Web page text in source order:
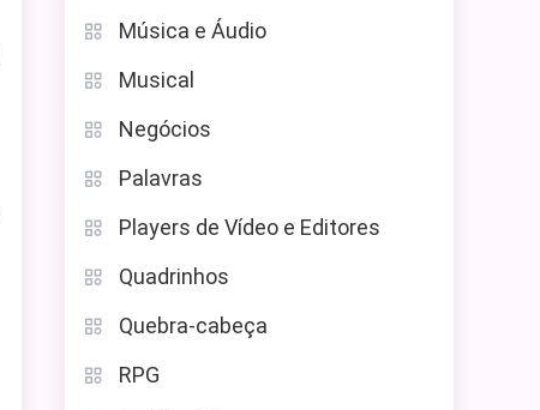
Música e Áudio
Musical
Negócios
Palavras
Players de Vídeo e Editores
Quadrinhos
Quebra-cabeça
RPG